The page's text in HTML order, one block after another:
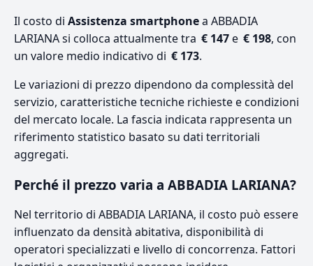
Il costo di Assistenza smartphonea ABBADIA
LARIANA si colloca attualmente tra € 147e € 198, con
un valore medio indicativo di € 173.
Le variazioni di prezzo dipendono da complessità del
servizio, caratteristiche tecniche richieste e condizioni
del mercato locale. La fascia indicata rappresenta un
riferimento statistico basato su dati territoriali
aggregati.
Perché il prezzo varia a ABBADIA LARIANA?
Nel territorio di ABBADIA LARIANA, il costo può essere
influenzato da densità abitativa, disponibilità di
operatori specializzati e livello di concorrenza. Fattori